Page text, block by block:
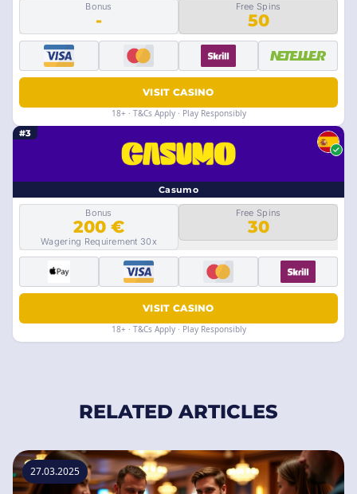
Bonus
-
Free Spins
50
VISIT CASINO
18+ · T&Cs Apply · Play Responsibly
#3
Casumo
Bonus
200 €
Wagering Requirement 30x
Free Spins
30
VISIT CASINO
18+ · T&Cs Apply · Play Responsibly
RELATED ARTICLES
27.03.2025